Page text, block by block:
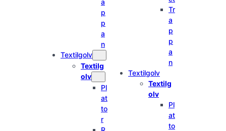
a
p
p
a
n
Textilgolv
Textilg
olv
Pl
at
to
r
Tr
a
p
p
a
n
Textilgolv
Textilg
olv
Pl
at
to